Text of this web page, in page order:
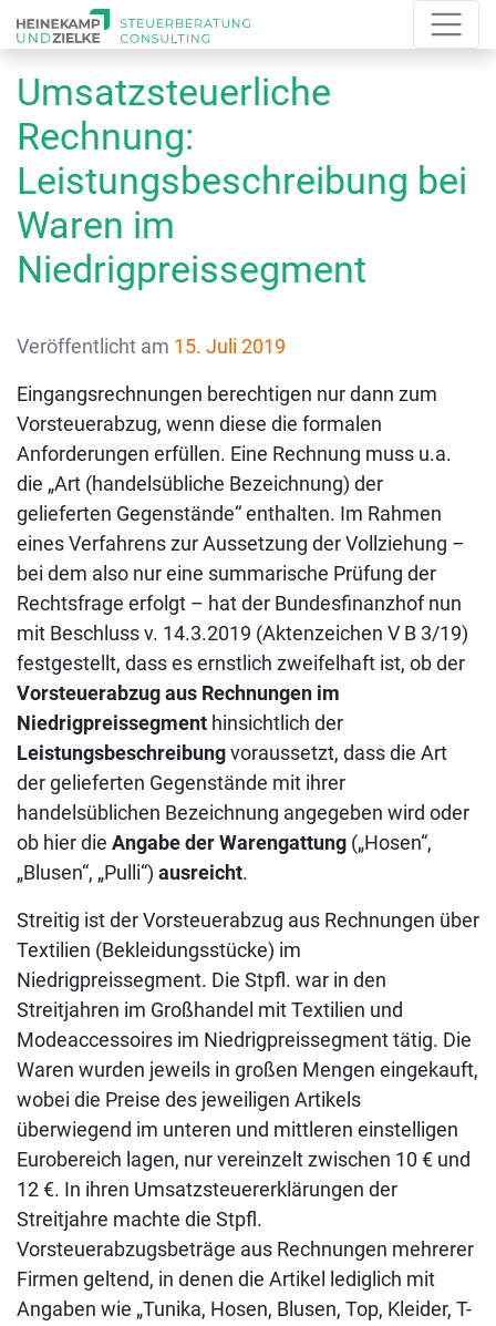
Umsatzsteuerliche
Rechnung:
Leistungsbeschreibung bei
Waren im
Niedrigpreissegment
Veröffentlicht am 15. Juli 2019
Eingangsrechnungen berechtigen nur dann zum
Vorsteuerabzug, wenn diese die formalen
Anforderungen erfüllen. Eine Rechnung muss u.a.
die „Art (handelsübliche Bezeichnung) der
gelieferten Gegenstände“ enthalten. Im Rahmen
eines Verfahrens zur Aussetzung der Vollziehung –
bei dem also nur eine summarische Prüfung der
Rechtsfrage erfolgt – hat der Bundesfinanzhof nun
mit Beschluss v. 14.3.2019 (Aktenzeichen V B 3/19)
festgestellt, dass es ernstlich zweifelhaft ist, ob der
Vorsteuerabzug aus Rechnungen im
Niedrigpreissegment hinsichtlich der
Leistungsbeschreibungvoraussetzt, dass die Art
der gelieferten Gegenstände mit ihrer
handelsüblichen Bezeichnung angegeben wird oder
ob hier die Angabe der Warengattung („Hosen“,
„Blusen“, „Pulli“) ausreicht.
Streitig ist der Vorsteuerabzug aus Rechnungen über
Textilien (Bekleidungsstücke) im
Niedrigpreissegment. Die Stpfl. war in den
Streitjahren im Großhandel mit Textilien und
Modeaccessoires im Niedrigpreissegment tätig. Die
Waren wurden jeweils in großen Mengen eingekauft,
wobei die Preise des jeweiligen Artikels
überwiegend im unteren und mittleren einstelligen
Eurobereich lagen, nur vereinzelt zwischen 10 € und
12 €. In ihren Umsatzsteuererklärungen der
Streitjahre machte die Stpfl.
Vorsteuerabzugsbeträge aus Rechnungen mehrerer
Firmen geltend, in denen die Artikel lediglich mit
Angaben wie „Tunika, Hosen, Blusen, Top, Kleider, T-